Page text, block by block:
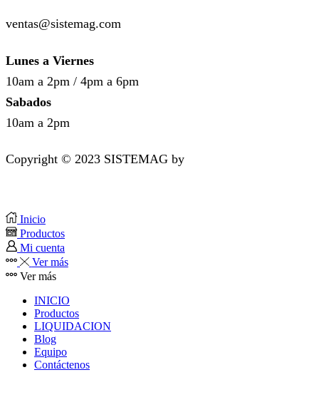
ventas@sistemag.com
Lunes a Viernes
10am a 2pm / 4pm a 6pm
Sabados
10am a 2pm
Copyright © 2023 SISTEMAG by
Inicio
Productos
Mi cuenta
Ver más
Ver más
INICIO
Productos
LIQUIDACION
Blog
Equipo
Contáctenos